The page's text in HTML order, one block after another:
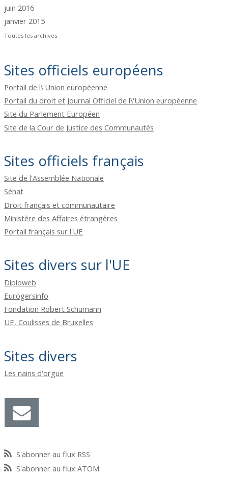
juin 2016
janvier 2015
Toutes les archives
Sites officiels européens
Portail de l\'Union européenne
Portail du droit et Journal Officiel de l\'Union européenne
Site du Parlement Européen
Site de la Cour de Justice des Communautés
Sites officiels français
Site de l'Assemblée Nationale
Sénat
Droit français et communautaire
Ministère des Affaires étrangères
Portail français sur l'UE
Sites divers sur l'UE
Diploweb
Eurogersinfo
Fondation Robert Schumann
UE, Coulisses de Bruxelles
Sites divers
Les nains d'orgue
S'abonner au flux RSS
S'abonner au flux ATOM